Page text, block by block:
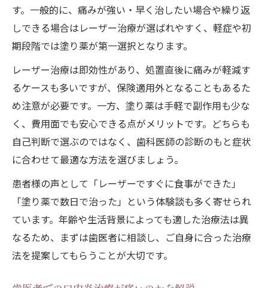
す。一般的に、痛みが強い・早く治したい場合や繰り返
しできる場合はレーザー治療が選ばれやすく、軽症や初
期段階では塗り薬が第一選択となります。
レーザー治療は即効性があり、処置直後に痛みが軽減す
るケースも多いですが、保険適用外となることもあるた
め注意が必要です。一方、塗り薬は手軽で副作用も少な
く、費用面でも安心できる点がメリットです。どちらも
自己判断で選ぶのではなく、歯科医師の診断のもと症状
に合わせて最適な方法を選びましょう。
患者様の声として「レーザーですぐに食事ができた」
「塗り薬で数日で治った」という体験談も多く寄せられ
ています。年齢や生活背景によっても適した治療法は異
なるため、まずは歯医者に相談し、ご自身に合った治療
法を提案してもらうことが大切です。